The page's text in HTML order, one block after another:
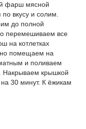
фарш мясной
вкусу и солим.
до полной
перемешиваем все
на котлетках
помещаем на
и поливаем
Накрываем крышкой
30 минут. К ёжикам